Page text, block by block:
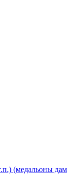
(медальоны